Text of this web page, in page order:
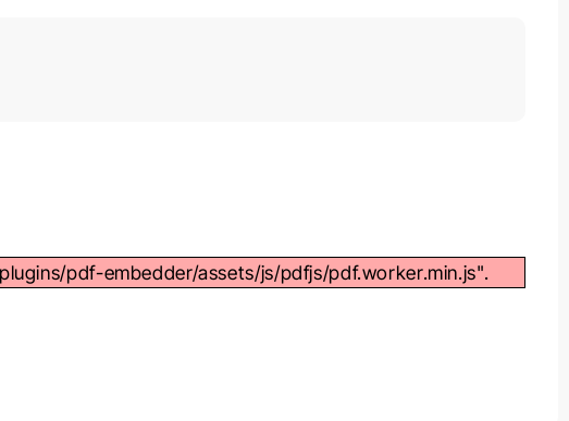
pdf-embedder/assets/js/pdfjs/pdf.worker.min.js".